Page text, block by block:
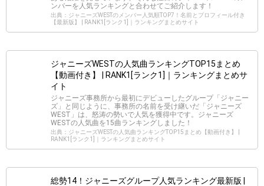
ンバーを人気ランキングと合わせてご紹介します！
出典：ジャニーズWESTのメンバー人気順TOP7！名前とプロフィール付き
【最新版】 | RANK1[ランク1]｜ランキングまとめサイト
ジャニーズWESTの人気曲ランキングTOP15まとめ
【動画付き】 | RANK1[ランク1]｜ランキングまとめサ
イト
ジャニーズ事務所から最初にデビューしたグループ「ジャニー
ズ」と同じように、事務所の名前を受け継いだ「ジャニーズ
WEST」は、怒涛の勢いで人気を獲得中です。ジャニーズ
WESTの人気曲を15曲ランキングしました！
出典：ジャニーズWESTの人気曲ランキングTOP15まとめ【動画付き】 |
RANK1[ランク1]｜ランキングまとめサイト
総勢14！ジャニーズグループ人気ランキング最新版 |